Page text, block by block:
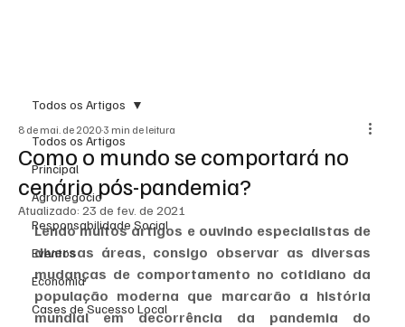
Todos os Artigos
Principal
Agronegócio
Responsabilidade Social
Eventos
Economia
Cases de Sucesso Local
Todos os Artigos
Como o mundo se comportará no
cenário pós-pandemia?
8 de mai. de 2020 3 min de leitura
Atualizado: 23 de fev. de 2021
Lendo muitos artigos e ouvindo especialistas de
diversas áreas, consigo observar as diversas
mudanças de comportamento no cotidiano da
população moderna que marcarão a história
mundial em decorrência da pandemia do